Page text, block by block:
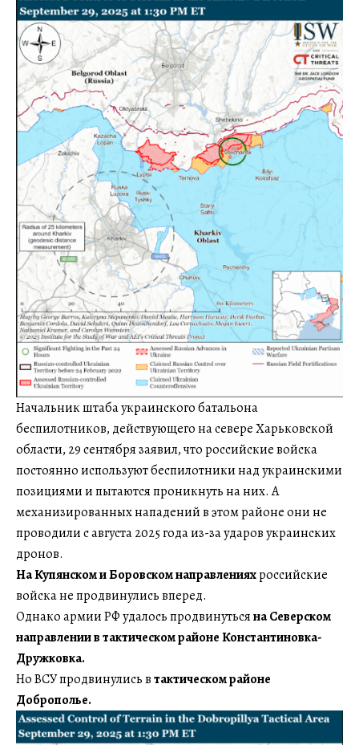
Начальник штаба украинского батальона
беспилотников, действующего на севере Харьковской
области, 29 сентября заявил, что российские войска
постоянно используют беспилотники над украинскими
позициями и пытаются проникнуть на них. А
механизированных нападений в этом районе они не
проводили с августа 2025 года из-за ударов украинских
дронов.
На Купянском и Боровском направленияхроссийские
войска не продвинулись вперед.
Однако армии РФ удалось продвинутьсяна Северском
направлении в тактическом районе Константиновка-
Дружковка.
Но ВСУ продвинулись втактическом районе
Доброполье.